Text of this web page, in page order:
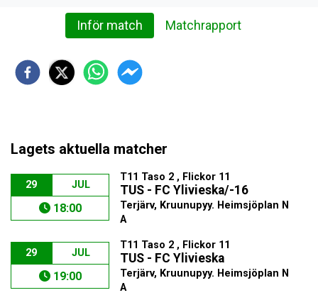
Inför match Matchrapport
Lagets aktuella matcher
29 JUL
18:00
T11 Taso 2 , Flickor 11
TUS - FC Ylivieska/-16
Terjärv, Kruunupyy. Heimsjöplan N
A
29 JUL
19:00
T11 Taso 2 , Flickor 11
TUS - FC Ylivieska
Terjärv, Kruunupyy. Heimsjöplan N
A